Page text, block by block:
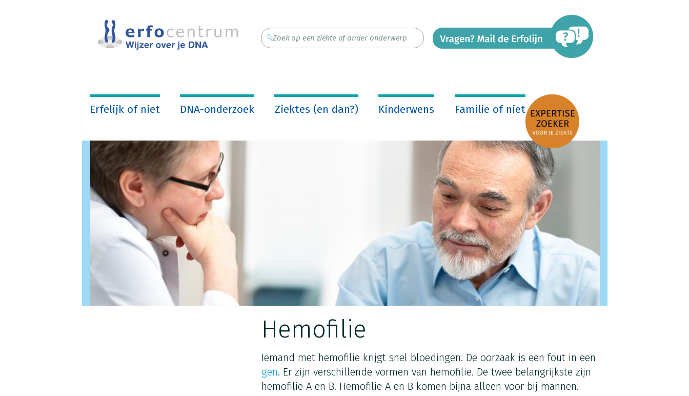
Erfelijk of niet DNA-onderzoek Ziektes (en dan?) Kinderwens Familie of niet
Hemofilie
Iemand met hemofilie krijgt snel bloedingen. De oorzaak is een fout in een
gen. Er zijn verschillende vormen van hemofilie. De twee belangrijkste zijn
hemofilie A en B. Hemofilie A en B komen bijna alleen voor bij mannen.